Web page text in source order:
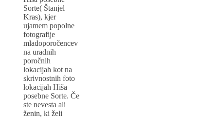
Sorte( Štanjel
Kras), kjer
ujamem popolne
fotografije
mladoporočencev
na uradnih
poročnih
lokacijah kot na
skrivnostnih foto
lokacijah Hiša
posebne Sorte. Če
ste nevesta ali
ženin, ki želi